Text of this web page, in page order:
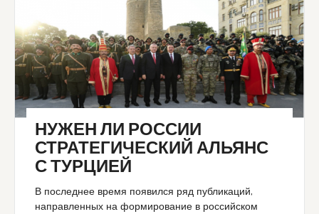
НУЖЕН ЛИ РОССИИ
СТРАТЕГИЧЕСКИЙ АЛЬЯНС
С ТУРЦИЕЙ
В последнее время появился ряд публикаций,
направленных на формирование в российском